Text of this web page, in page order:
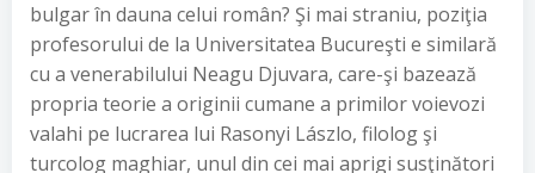
bulgar în dauna celui român? Şi mai straniu, poziţia
profesorului de la Universitatea Bucureşti e similară
cu a venerabilului Neagu Djuvara, care-şi bazează
propria teorie a originii cumane a primilor voievozi
valahi pe lucrarea lui Rasonyi Lászlo, filolog şi
turcolog maghiar, unul din cei mai aprigi susţinători